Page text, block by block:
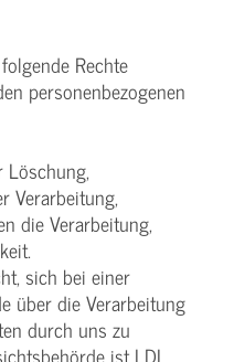
Rechte
personenbezogenen
Verarbeitung,
die Verarbeitung,
sich bei einer
über die Verarbeitung
durch uns zu